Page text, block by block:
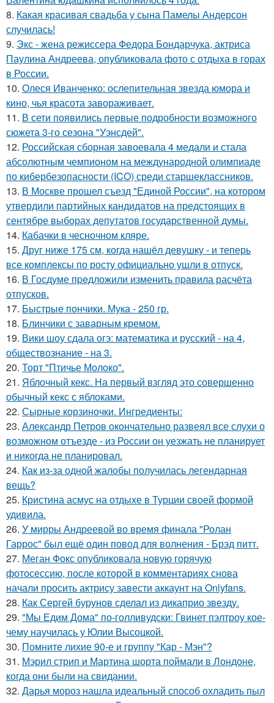
8. Какая красивая свадьба у сына Памелы Андерсон
случилась!
9. Экс - жена режиссера Федора Бондарчука, актриса
Паулина Андреева, опубликовала фото с отдыха в горах
в России.
10. Олеся Иванченко: ослепительная звезда юмора и
кино, чья красота завораживает.
11. В сети появились первые подробности возможного
сюжета 3-го сезона "Уэнсдей".
12. Российская сборная завоевала 4 медали и стала
абсолютным чемпионом на международной олимпиаде
по кибербезопасности (ICO) среди старшеклассников.
13. В Москве прошел съезд "Единой России", на котором
утвердили партийных кандидатов на предстоящих в
сентябре выборах депутатов государственной думы.
14. Кабачки в чесночном кляре.
15. Друг ниже 175 см, когда нашёл девушку - и теперь
все комплексы по росту официально ушли в отпуск.
16. В Госдуме пpeдложили изменить пpaвила расчёта
отпусков.
17. Быстрые пончики. Мука - 250 гр.
18. Блинчики с заварным кремом.
19. Вики шоу сдала огэ: математика и русский - на 4,
обществознание - на 3.
20. Торт "Птичье Молоко".
21. Яблочный кекс. На первый взгляд это совершенно
обычный кекс с яблоками.
22. Сырные корзиночки. Ингредиенты:
23. Александр Петров окончательно развеял все слухи о
возможном отъезде - из России он уезжать не планирует
и никогда не планировал.
24. Как из-за одной жалобы получилась легендарная
вещь?
25. Кристина асмус на отдыхе в Турции своей формой
удивила.
26. У мирры Андреевой во время финала "Ролан
Гаррос" был ещё один повод для волнения - Брэд питт.
27. Меган Фокс опубликовала новую горячую
фотосессию, после которой в комментариях снова
начали просить актрису завести аккаунт на Onlyfans.
28. Как Сергей бурунов сделал из дикаприо звезду.
29. "Мы Едим Дома" по-голливудски: Гвинет пэлтроу кое-
чему научилась у Юлии Высоцкой.
30. Помните лихие 90-е и группу "Кар - Мэн"?
31. Мэрил стрип и Мартина шорта поймали в Лондоне,
когда они были на свидании.
32. Дарья мороз нашла идеальный способ охладить пыл